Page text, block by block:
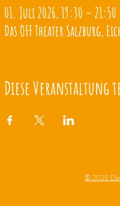
01. Juli 2026, 19:30 – 21:50
Das OFF Theater Salzburg,
Diese Veranstaltung
© 2025